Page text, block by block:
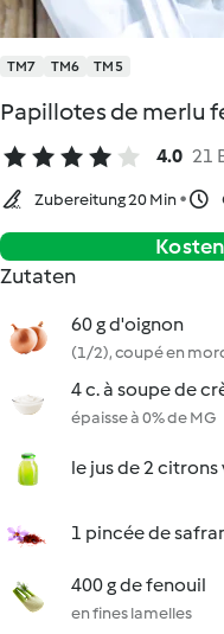
TM7 TM6 TM5
Papillotes de merlu
4.0 21
Zubereitung 20 Min
Zutaten
60 g d'oignon
(1/2), coupé en
4 c. à soupe de
épaisse à 0% de MG
le jus de 2 citrons
1 pincée de
400 g de fenouil
en fines lamelles